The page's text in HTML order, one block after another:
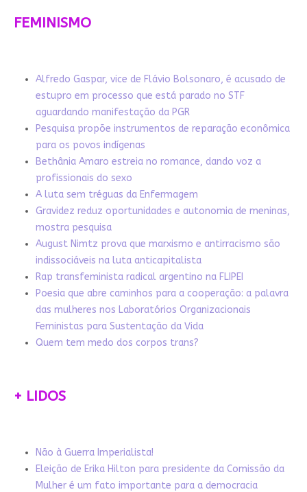
FEMINISMO
Alfredo Gaspar, vice de Flávio Bolsonaro, é acusado de
estupro em processo que está parado no STF
aguardando manifestação da PGR
Pesquisa propõe instrumentos de reparação econômica
para os povos indígenas
Bethânia Amaro estreia no romance, dando voz a
profissionais do sexo
A luta sem tréguas da Enfermagem
Gravidez reduz oportunidades e autonomia de meninas,
mostra pesquisa
August Nimtz prova que marxismo e antirracismo são
indissociáveis na luta anticapitalista
Rap transfeminista radical argentino na FLIPEI
Poesia que abre caminhos para a cooperação: a palavra
das mulheres nos Laboratórios Organizacionais
Feministas para Sustentação da Vida
Quem tem medo dos corpos trans?
+ LIDOS
Não à Guerra Imperialista!
Eleição de Erika Hilton para presidente da Comissão da
Mulher é um fato importante para a democracia